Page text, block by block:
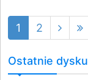
1 2
Ostatnie